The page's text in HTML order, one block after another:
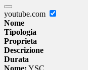
youtube.com
Nome
Tipologia
Proprieta
Descrizione
Durata